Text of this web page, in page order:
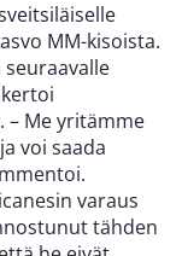
MM-kisoista.
. – Me yritämme
voi saada
varaus
tähden